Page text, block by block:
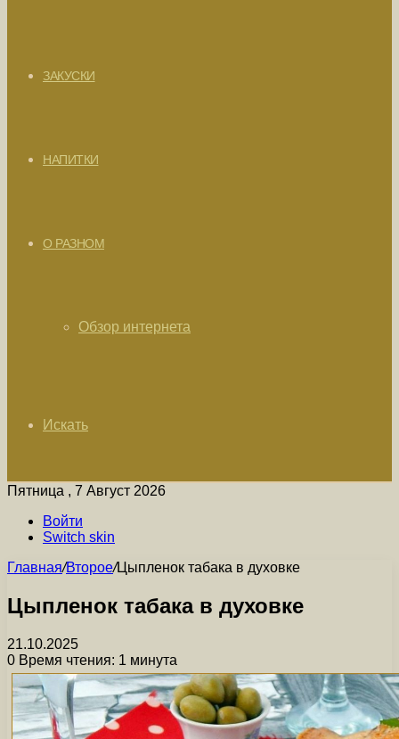
ЗАКУСКИ
НАПИТКИ
О РАЗНОМ
Обзор интернета
Искать
Пятница , 7 Август 2026
Войти
Switch skin
Главная/Второе/Цыпленок табака в духовке
Цыпленок табака в духовке
21.10.2025
0 Время чтения: 1 минута